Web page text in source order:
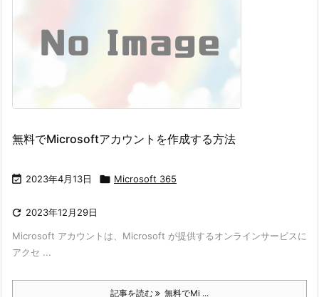
無料でMicrosoftアカウントを作成する方法
 2023年4月13日  Microsoft 365
 2023年12月29日
Microsoft アカウントは、Microsoft が提供するオンラインサービスに
アクセ ...
記事を読む 無料でMi ...